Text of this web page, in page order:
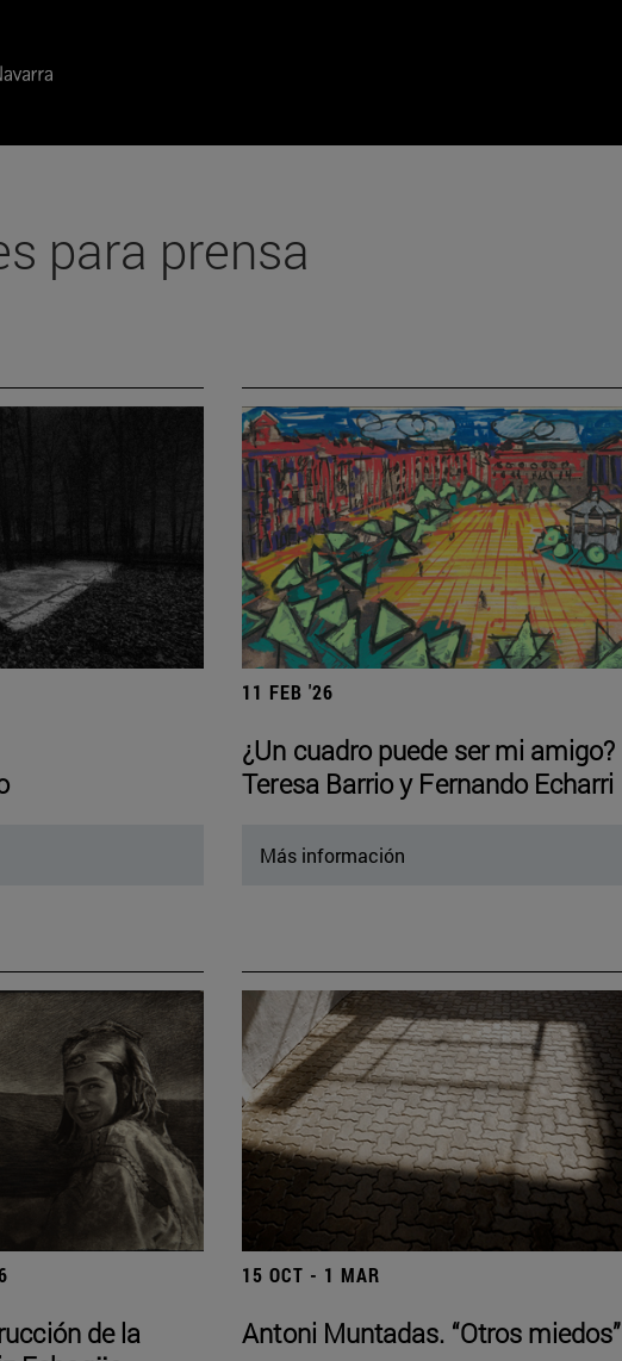
para prensa
11 FEB '26
¿Un cuadro puede ser mi amigo?
Teresa Barrio y Fernando Echarri
Más información
de la
15 OCT - 1 MAR
Antoni Muntadas. “Otros miedos”